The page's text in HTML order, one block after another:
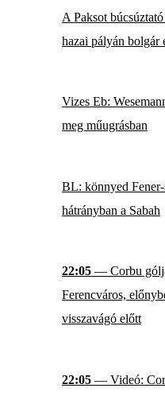
A Paksot
hazai pályán bolgár
Vizes Eb:
meg műugrásban
BL: könnyed
hátrányban a Sabah
22:05 — Corbu
Ferencváros,
visszavágó előtt
22:05 — Videó: